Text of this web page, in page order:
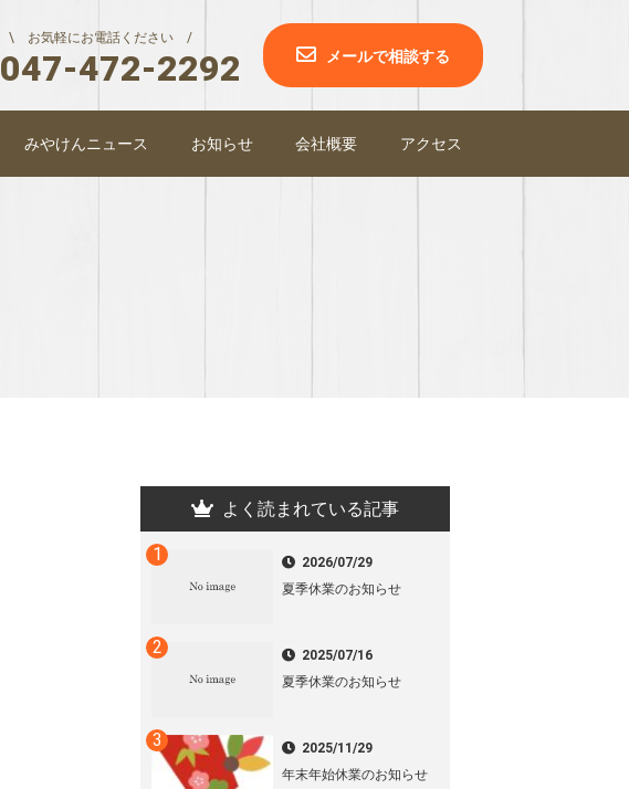
\ お気軽にお電話ください /
047-472-2292 メールで相談する
みやけんニュース お知らせ 会社概要 アクセス
よく読まれている記事
2026/07/29
夏季休業のお知らせ
2025/07/16
夏季休業のお知らせ
2025/11/29
年末年始休業のお知らせ